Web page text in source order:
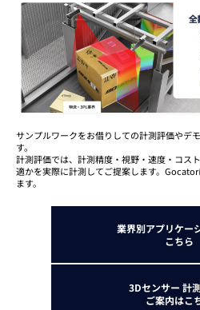
サンプルワークをお借りしての計測評価やデ
す。
計測評価では、計測精度・視野・速度・コス
適かを実際に計測してご提案します。
ます。
業界別アプリケー
こちら
3Dセンサー 計
ご案内はこ